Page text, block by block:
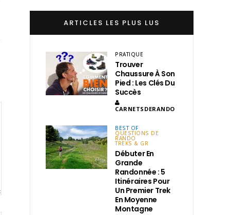
ARTICLES LES PLUS LUS
PRATIQUE
Trouver
Chaussure À Son
Pied : Les Clés Du
Succès
CARNETSDERANDO
BEST OF
QUESTIONS DE
RANDO
TREKS & GR
Débuter En
Grande
Randonnée : 5
Itinéraires Pour
Un Premier Trek
En Moyenne
Montagne